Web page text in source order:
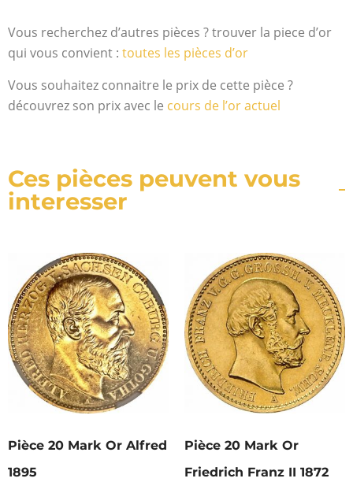
Vous recherchez d’autres pièces ? trouver la piece d’or
qui vous convient : toutes les pièces d’or
Vous souhaitez connaitre le prix de cette pièce ?
découvrez son prix avec le cours de l’or actuel
Ces pièces peuvent vous
interesser
Pièce 20 Mark Or Alfred
1895
Pièce 20 Mark Or
Friedrich Franz II 1872